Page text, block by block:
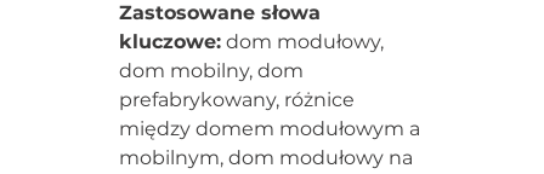
Zastosowane słowa
kluczowe: dom modułowy,
dom mobilny, dom
prefabrykowany, różnice
między domem modułowym a
mobilnym, dom modułowy na